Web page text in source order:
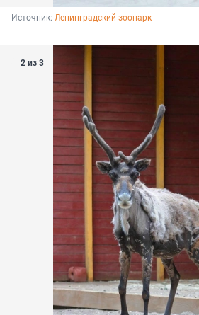
Источник: Ленинградский зоопарк
2 из 3